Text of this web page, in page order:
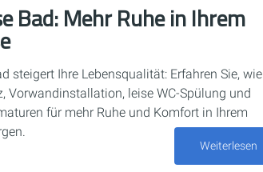
Bad: Mehr Ruhe in Ihrem
steigert Ihre Lebensqualität: Erfahren Sie, wie
Vorwandinstallation, leise WC-Spülung und
für mehr Ruhe und Komfort in Ihrem
Weiterlesen